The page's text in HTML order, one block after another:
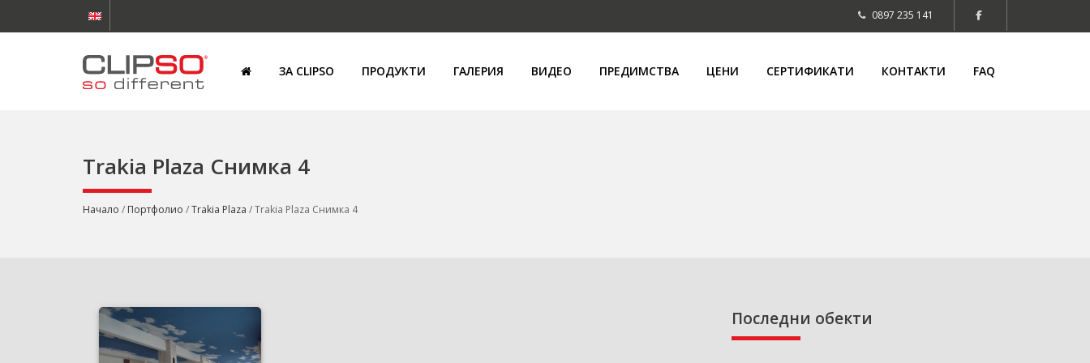
0897 235 141
ЗА CLIPSO ПРОДУКТИ ГАЛЕРИЯ ВИДЕО ПРЕДИМСТВА ЦЕНИ СЕРТИФИКАТИ КОНТАКТИ FAQ
Trakia Plaza Снимка 4
Начало / Портфолио /Trakia Plaza / Trakia Plaza Снимка 4
Последни обекти